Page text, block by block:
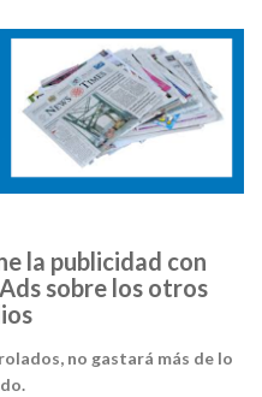
la publicidad con
sobre los otros
no gastará más de lo